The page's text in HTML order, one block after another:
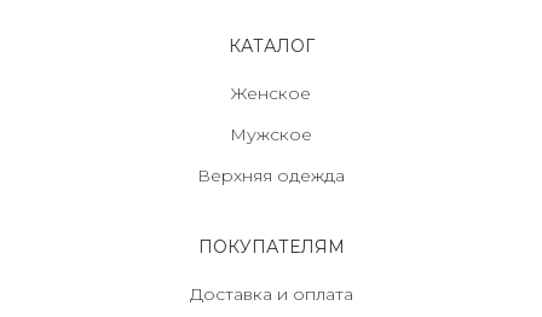
Женское
КАТАЛОГ
Мужское
Верхняя одежда
Доставка и оплата
ПОКУПАТЕЛЯМ